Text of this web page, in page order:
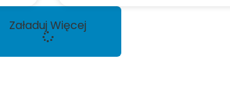
Załaduj Więcej